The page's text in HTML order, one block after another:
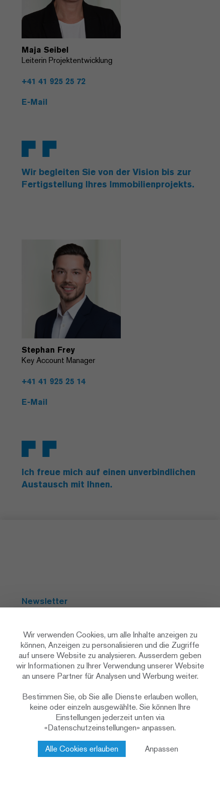
Maja Seibel
Leiterin Projektentwicklung
+41 41 925 25 72
E-Mail
Wir begleiten Sie von der Vision bis zur
Fertigstellung Ihres Immobilienprojekts.
Stephan Frey
Key Account Manager
+41 41 925 25 14
E-Mail
Ich freue mich auf einen unverbindlichen
Austausch mit Ihnen.
Newsletter
Social Media
Datenschutzeinstellungen
Cookie Policy
Impressum & rechtliche Hinweise
Wir verwenden Cookies, um alle Inhalte anzeigen zu
können, Anzeigen zu personalisieren und die Zugriffe
auf unsere Website zu analysieren. Ausserdem geben
wir Informationen zu Ihrer Verwendung unserer Website
an unsere Partner für Analysen und Werbung weiter.
Bestimmen Sie, ob Sie alle Dienste erlauben wollen,
keine oder einzeln ausgewählte. Sie können Ihre
Einstellungen jederzeit unten via
«Datenschutzeinstellungen» anpassen.
Alle Cookies erlauben Anpassen